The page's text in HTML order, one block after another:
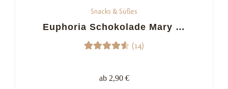
nd auf
Kundenb
ngen
Snacks & Süßes
Euphoria Schokolade Mary …
4.64
(14)
ab 2,90 €